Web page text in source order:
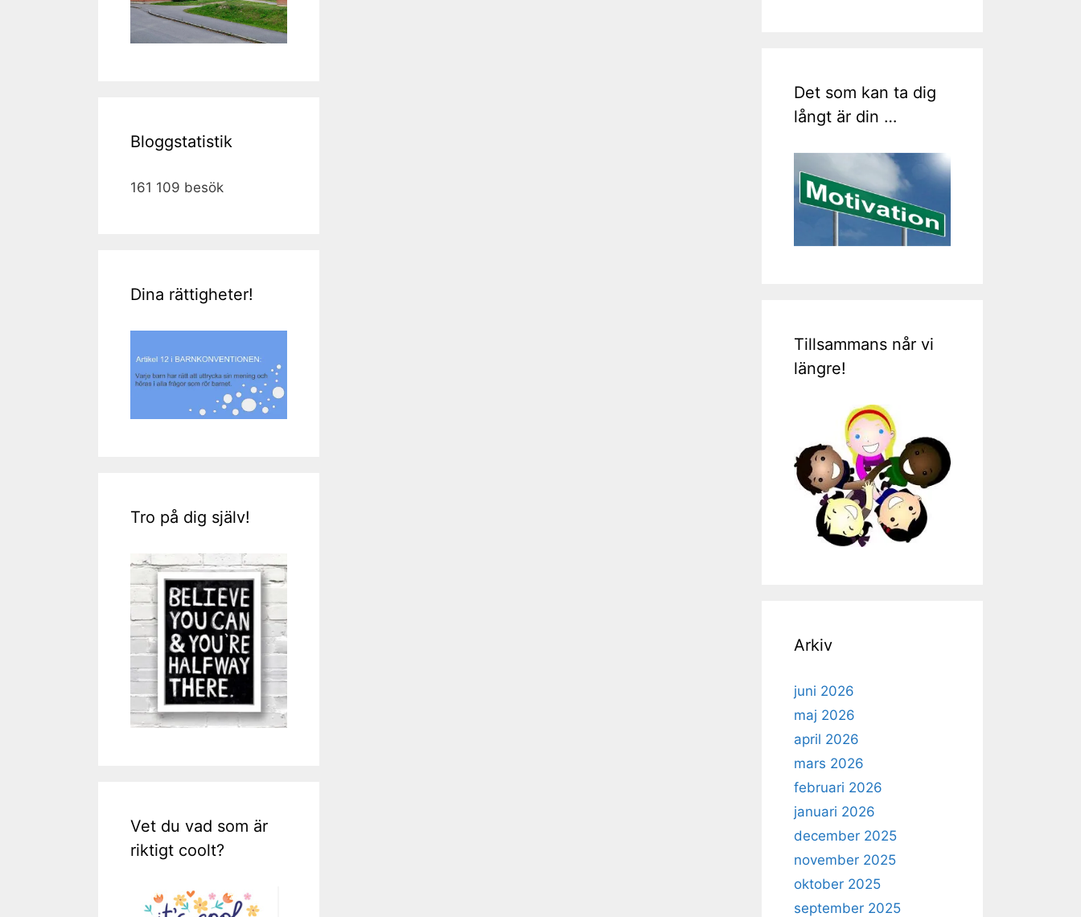
Bloggstatistik
161 109 besök
Dina rättigheter!
Tro på dig själv!
Vet du vad som är
riktigt coolt?
Det som kan ta dig
långt är din …
Tillsammans når vi
längre!
Arkiv
juni 2026
maj 2026
april 2026
mars 2026
februari 2026
januari 2026
december 2025
november 2025
oktober 2025
september 2025